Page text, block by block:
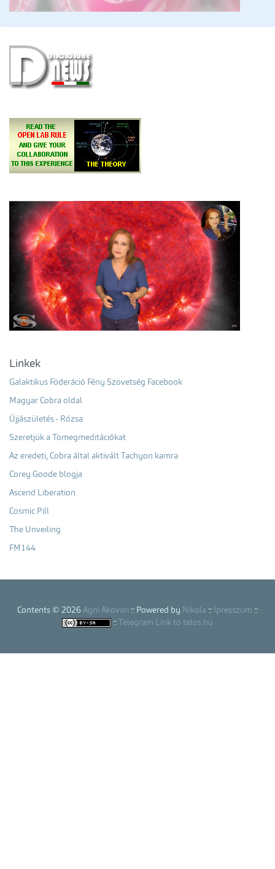
Linkek
Galaktikus Föderáció Fény Szövetség Facebook
Magyar Cobra oldal
Újjászületés - Rózsa
Szeretjük a Tömegmeditációkat
Az eredeti, Cobra által aktivált Tachyon kamra
Corey Goode blogja
Ascend Liberation
Cosmic Pill
The Unveiling
FM144
Contents © 2026 Agni Akovari :: Powered by Nikola :: Ipresszum ::
::
Telegram Link to telos.hu